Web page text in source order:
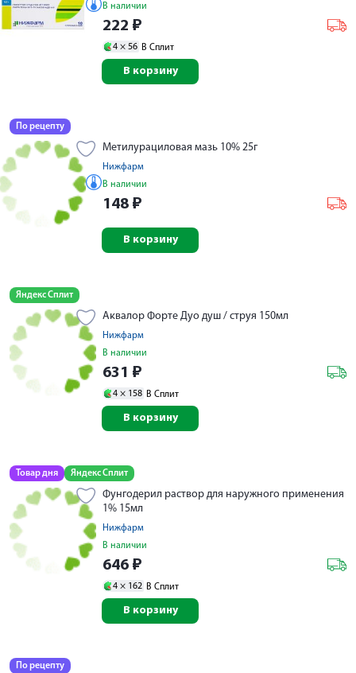
В наличии
222 ₽
4 × 56 В Сплит
В корзину
По рецепту
Метилурациловая мазь 10% 25г
Нижфарм
В наличии
148 ₽
В корзину
Яндекс Сплит
Аквалор Форте Дуо душ / струя 150мл
Нижфарм
В наличии
631 ₽
4 × 158 В Сплит
В корзину
Товар дня Яндекс Сплит
Фунгодерил раствор для наружного применения
1% 15мл
Нижфарм
В наличии
646 ₽
4 × 162 В Сплит
В корзину
По рецепту